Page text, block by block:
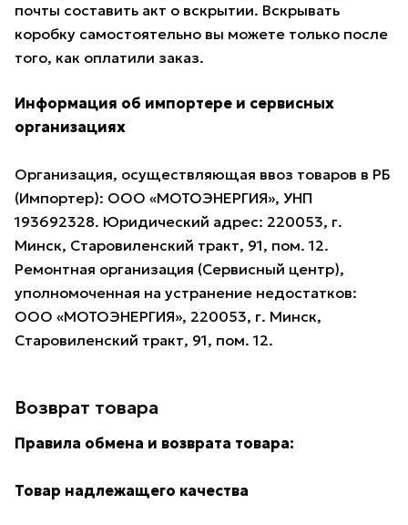
почты составить акт о вскрытии. Вскрывать
коробку самостоятельно вы можете только после
того, как оплатили заказ.
Информация об импортере и сервисных
организациях
Организация, осуществляющая ввоз товаров в РБ
(Импортер): ООО «МОТОЭНЕРГИЯ», УНП
193692328. Юридический адрес: 220053, г.
Минск, Старовиленский тракт, 91, пом. 12.
Ремонтная организация (Сервисный центр),
уполномоченная на устранение недостатков:
ООО «МОТОЭНЕРГИЯ», 220053, г. Минск,
Старовиленский тракт, 91, пом. 12.
Возврат товара
Правила обмена и возврата товара:
Товар надлежащего качества